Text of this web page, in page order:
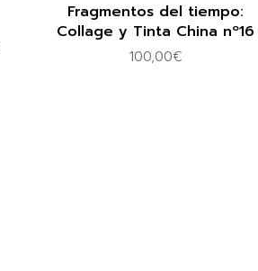
Fragmentos del tiempo:
Collage y Tinta China nº16
100,00€